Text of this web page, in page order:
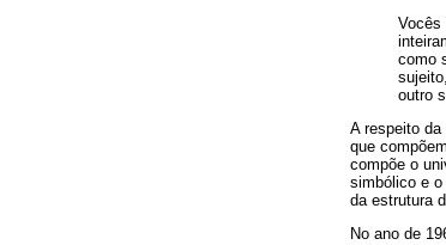
Vocês
como
outro
A respeito
que
compõe o
simbólico e
da estrutura
No ano de